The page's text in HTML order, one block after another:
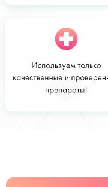
Стоимость
от 3000 руб